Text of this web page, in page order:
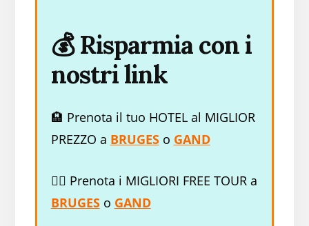
💰 Risparmia con i
nostri link
🏨 Prenota il tuo HOTEL al MIGLIOR
PREZZO a BRUGESo GAND
🚶‍♂️ Prenota i MIGLIORI FREE TOUR a
BRUGESo GAND